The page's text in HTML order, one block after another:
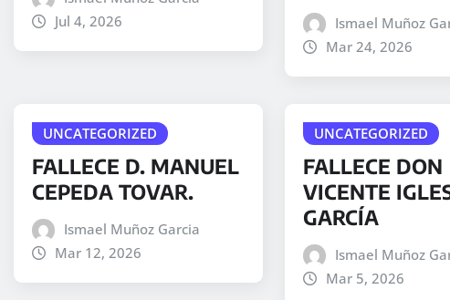
Jul 4, 2026
Ismael Muñoz
Mar 24, 2026
UNCATEGORIZED
FALLECE D. MANUEL
CEPEDA TOVAR.
Ismael Muñoz Garcia
Mar 12, 2026
UNCATEGORIZED
FALLECE DON
VICENTE
GARCÍA
Ismael Muñoz
Mar 5, 2026